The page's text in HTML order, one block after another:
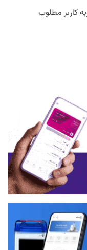
کاربر مطلوب